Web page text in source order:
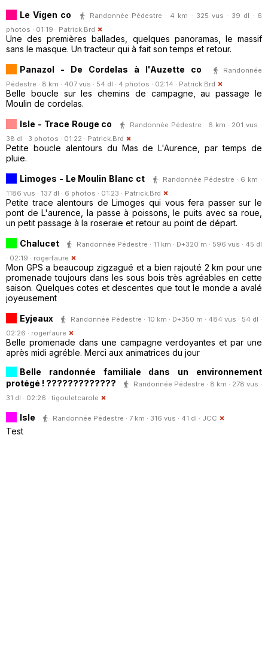
Le Vigen co
Randonnée Pédestre · 4 km · 325 vus · 39 dl · 6
photos · 01:19 · Patrick.Brd
Une des premières ballades, quelques panoramas, le massif
sans le masque. Un tracteur qui à fait son temps et retour.
Panazol - De Cordelas à l'Auzette co
Randonnée
Pédestre · 8 km · 407 vus · 54 dl · 4 photos · 02:14 · Patrick.Brd
Belle boucle sur les chemins de campagne, au passage le
Moulin de cordelas.
Isle - Trace Rouge co
Randonnée Pédestre · 6 km · 201 vus ·
38 dl · 3 photos · 01:22 · Patrick.Brd
Petite boucle alentours du Mas de L'Aurence, par temps de
pluie.
Limoges - Le Moulin Blanc ct
Randonnée Pédestre · 6 km ·
1186 vus · 137 dl · 6 photos · 01:23 · Patrick.Brd
Petite trace alentours de Limoges qui vous fera passer sur le
pont de L'aurence, la passe à poissons, le puits avec sa roue,
un petit passage à la roseraie et retour au point de départ.
Chalucet
Randonnée Pédestre · 11 km · D+320 m · 596 vus · 45 dl
· 02:19 · rogerfaure
Mon GPS a beaucoup zigzagué et a bien rajouté 2 km pour une
promenade toujours dans les sous bois très agréables en cette
saison. Quelques cotes et descentes que tout le monde a avalé
joyeusement
Eyjeaux
Randonnée Pédestre · 10 km · D+350 m · 484 vus · 54 dl ·
02:26 · rogerfaure
Belle promenade dans une campagne verdoyantes et par une
après midi agréble. Merci aux animatrices du jour
Belle randonnée familiale dans un environnement
protégé ! ?????????????
Randonnée Pédestre · 8 km · 278 vus ·
31 dl · 02:26 · tigouletcarole
Isle Randonnée Pédestre · 7 km · 316 vus · 41 dl · JCC
Test